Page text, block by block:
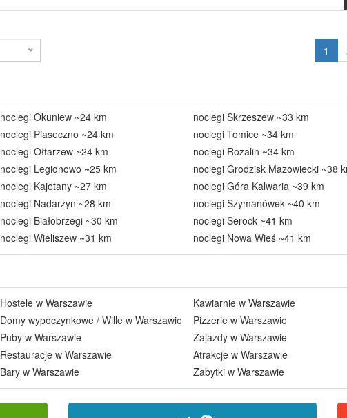
1
noclegi Okuniew ~24 km
noclegi Piaseczno ~24 km
noclegi Ołtarzew ~24 km
noclegi Legionowo ~25 km
noclegi Kajetany ~27 km
noclegi Nadarzyn ~28 km
noclegi Białobrzegi ~30 km
noclegi Wieliszew ~31 km
noclegi Skrzeszew ~33 km
noclegi Tomice ~34 km
noclegi Rozalin ~34 km
noclegi Grodzisk Mazowiecki ~38
noclegi Góra Kalwaria ~39 km
noclegi Szymanówek ~40 km
noclegi Serock ~41 km
noclegi Nowa Wieś ~41 km
Hostele w Warszawie
Domy wypoczynkowe / Wille w Warszawie
Puby w Warszawie
Restauracje w Warszawie
Bary w Warszawie
Kawiarnie w Warszawie
Pizzerie w Warszawie
Zajazdy w Warszawie
Atrakcje w Warszawie
Zabytki w Warszawie